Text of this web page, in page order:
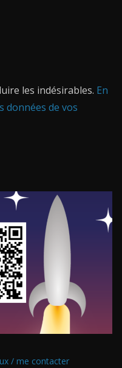
les indésirables. En
données de vos
/ me contacter